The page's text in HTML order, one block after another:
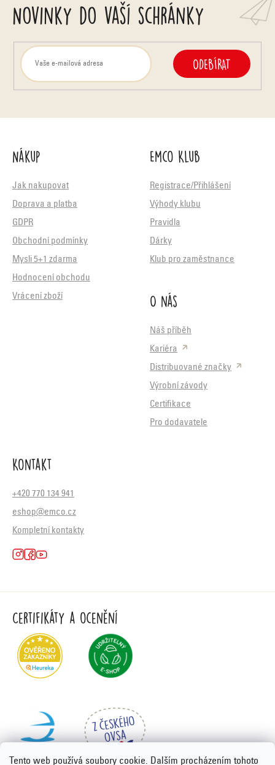
Tento web používá soubory cookie. Dalším procházením tohoto
s
u
Novinky do vaší schránky
ODEBÍRAT
Nákup
Jak nakupovat
Doprava a platba
GDPR
Obchodní podmínky
Mysli 5+1 zdarma
Hodnocení obchodu
Vrácení zboží
Emco Klub
Registrace/Přihlášení
Výhody klubu
Pravidla
Dárky
Klub pro zaměstnance
O nás
Náš příběh
Kariéra
Distribuované značky
Výrobní závody
Certifikace
Pro dodavatele
Kontakt
+420 770 134 941
eshop@emco.cz
Kompletní kontakty
Certifikáty a ocenění